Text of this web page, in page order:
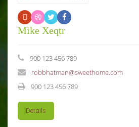
Mike Xeqtr
900 123 456 789
robbhatman@sweethome.com
900 123 456 789
Details